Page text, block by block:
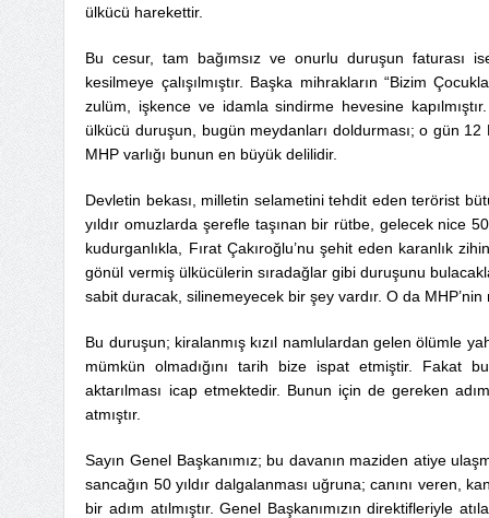
ülkücü harekettir.
Bu cesur, tam bağımsız ve onurlu duruşun faturası
kesilmeye çalışılmıştır. Başka mihrakların “Bizim
zulüm, işkence ve idamla sindirme hevesine
ülkücü duruşun, bugün meydanları doldurması; o gün 12
MHP varlığı bunun en büyük delilidir.
Devletin bekası, milletin selametini tehdit eden terörist
yıldır omuzlarda şerefle taşınan bir rütbe, gelecek nice
kudurganlıkla, Fırat Çakıroğlu’nu şehit eden karanlık
gönül vermiş ülkücülerin sıradağlar gibi duruşunu
sabit duracak, silinemeyecek bir şey vardır. O da
Bu duruşun; kiralanmış kızıl namlulardan gelen ölümle
mümkün olmadığını tarih bize ispat etmiştir. Fakat
aktarılması icap etmektedir. Bunun için de gereken
atmıştır.
Sayın Genel Başkanımız; bu davanın maziden atiye
sancağın 50 yıldır dalgalanması uğruna; canını veren,
bir adım atılmıştır. Genel Başkanımızın direktifleriyle